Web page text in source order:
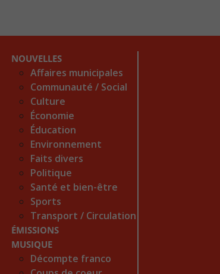
NOUVELLES
Affaires municipales
Communauté / Social
Culture
Économie
Éducation
Environnement
Faits divers
Politique
Santé et bien-être
Sports
Transport / Circulation
ÉMISSIONS
MUSIQUE
Décompte franco